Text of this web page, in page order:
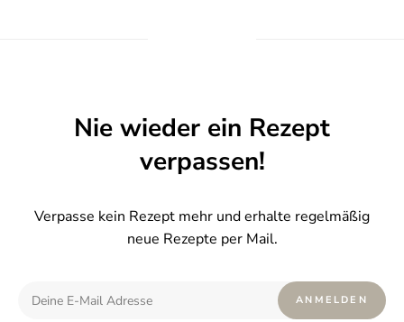
Nie wieder ein Rezept
verpassen!
Verpasse kein Rezept mehr und erhalte regelmäßig
neue Rezepte per Mail.